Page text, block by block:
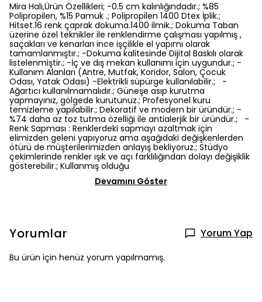
Mira Halı,Ürün Özellikleri; -0.5 cm kalınlığındadır.; %85
Polipropilen, %15 Pamuk .; Polipropilen 1400 Dtex İplik.;
Hitset.16 renk çaprak dokuma.1400 ilmik.; Dokuma Taban
üzerine özel teknikler ile renklendirme çalışması yapılmış ,
saçakları ve kenarları ince işçilikle el yapımı olarak
tamamlanmıştır.; -Dokuma kalitesinde Dijital Baskılı olarak
listelenmiştir.; -İç ve dış mekan kullanımı için uygundur.; -
Kullanım Alanları (Antre, Mutfak, Koridor, Salon, Çocuk
Odası, Yatak Odası) -Elektrikli süpürge kullanılabilir.; -
Ağartıcı kullanılmamalıdır.; Güneşe asıp kurutma
yapmayınız, gölgede kurutunuz.; Profesyonel kuru
temizleme yapılabilir.; Dekoratif ve modern bir üründür.; -
%74 daha az toz tutma özelliği ile antialerjik bir üründür.; -
Renk Sapması : Renklerdeki sapmayı azaltmak için
elimizden geleni yapıyoruz ama aşağıdaki değişkenlerden
ötürü de müşterilerimizden anlayış bekliyoruz.; Stüdyo
çekimlerinde renkler ışık ve açı farklılığından dolayı değişiklik
gösterebilir.; Kullanmış olduğu
Devamını Göster
Yorumlar Yorum Yap
Bu ürün için henüz yorum yapılmamış.